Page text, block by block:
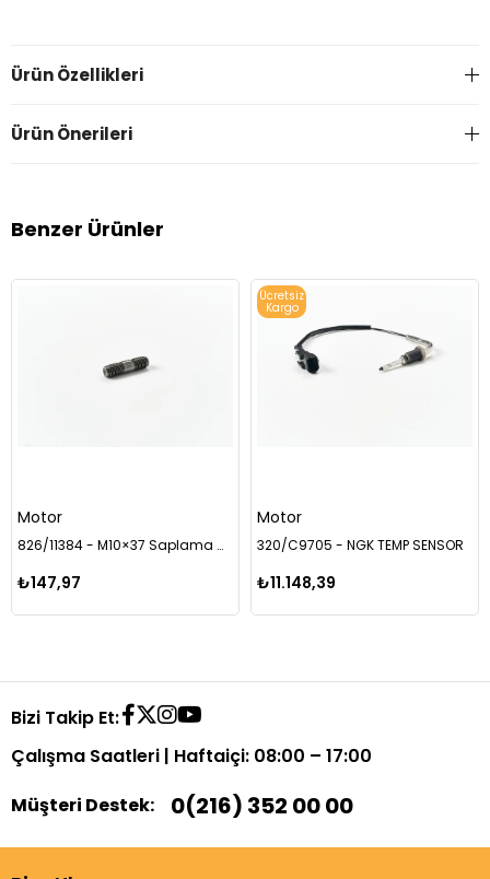
Ürün Özellikleri
Ürün Önerileri
Benzer Ürünler
Motor
826/11384 - M10×37 Saplama Civatası
₺147,97
Motor
320/C9705 - NGK TEMP SENSOR
₺11.148,39
Ücretsiz
Kargo
Bizi Takip Et:
Çalışma Saatleri | Haftaiçi: 08:00 – 17:00
Müşteri Destek:
0(216) 352 00 00